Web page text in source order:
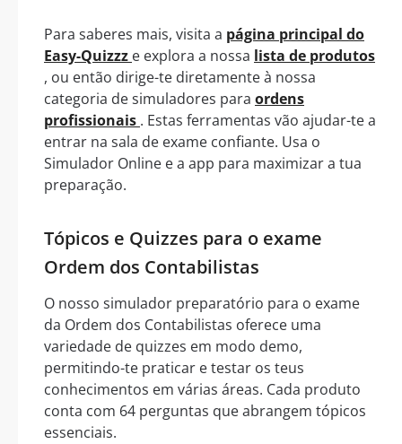
Para saberes mais, visita a página principal do
Easy-Quizzz e explora a nossa lista de produtos
, ou então dirige-te diretamente à nossa
categoria de simuladores para ordens
profissionais . Estas ferramentas vão ajudar-te a
entrar na sala de exame confiante. Usa o
Simulador Online e a app para maximizar a tua
preparação.
Tópicos e Quizzes para o exame
Ordem dos Contabilistas
O nosso simulador preparatório para o exame
da Ordem dos Contabilistas oferece uma
variedade de quizzes em modo demo,
permitindo-te praticar e testar os teus
conhecimentos em várias áreas. Cada produto
conta com 64 perguntas que abrangem tópicos
essenciais.